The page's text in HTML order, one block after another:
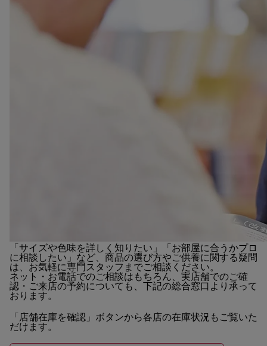
「サイズや色味を詳しく知りたい」「お部屋に合うかプロ
に相談したい」など、商品の選び方やご供養に関する疑問
は、お気軽に専門スタッフまでご相談ください。
ネット・お電話でのご相談はもちろん、実店舗でのご確
認・ご来店の予約についても、下記の総合窓口より承って
おります。
「店舗在庫を確認」ボタンから各店の在庫状況もご覧いた
だけます。